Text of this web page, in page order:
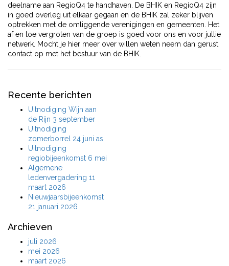
deelname aan RegioQ4 te handhaven. De BHIK en RegioQ4 zijn
in goed overleg uit elkaar gegaan en de BHIK zal zeker blijven
optrekken met de omliggende verenigingen en gemeenten. Het
af en toe vergroten van de groep is goed voor ons en voor jullie
netwerk. Mocht je hier meer over willen weten neem dan gerust
contact op met het bestuur van de BHIK.
Recente berichten
Uitnodiging Wijn aan
de Rijn 3 september
Uitnodiging
zomerborrel 24 juni as
Uitnodiging
regiobijeenkomst 6 mei
Algemene
ledenvergadering 11
maart 2026
Nieuwjaarsbijeenkomst
21 januari 2026
Archieven
juli 2026
mei 2026
maart 2026